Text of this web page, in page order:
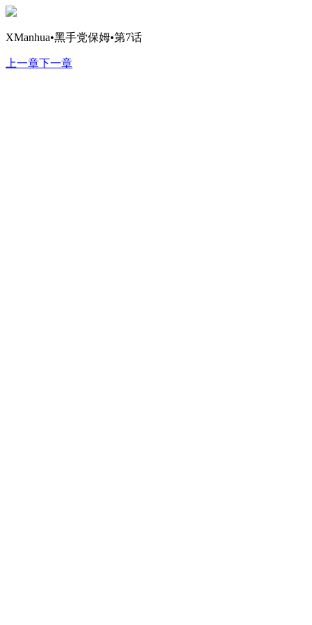
XManhua•黑手党保姆•第7话
上一章下一章